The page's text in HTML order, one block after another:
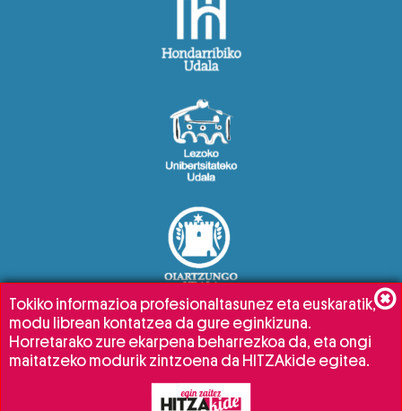
Tokiko informazioa profesionaltasunez eta euskaratik,
modu librean kontatzea da gure eginkizuna.
Horretarako zure ekarpena beharrezkoa da, eta ongi
maitatzeko modurik zintzoena da HITZAkide egitea.